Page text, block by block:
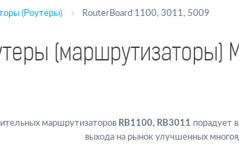
(Роутеры) RouterBoard 1100, 3011, 5009
(маршрутизаторы)
маршрутизаторов RB1100, RB3011 порадует
выхода на рынок улучшенных